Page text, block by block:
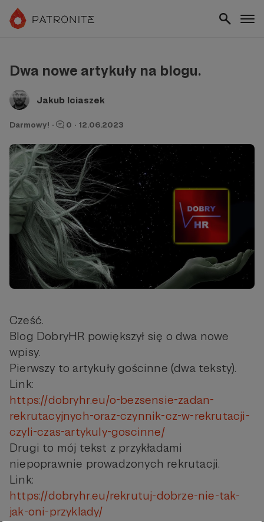
Dwa nowe artykuły na blogu.
Jakub Iciaszek
Darmowy! · 0 · 12.06.2023
Cześć.
Blog DobryHR powiększył się o dwa nowe
wpisy.
Pierwszy to artykuły gościnne (dwa teksty).
Link:
https://dobryhr.eu/o-bezsensie-zadan-
rekrutacyjnych-oraz-czynnik-cz-w-rekrutacji-
czyli-czas-artykuly-goscinne/
Drugi to mój tekst z przykładami
niepoprawnie prowadzonych rekrutacji.
Link:
https://dobryhr.eu/rekrutuj-dobrze-nie-tak-
jak-oni-przyklady/